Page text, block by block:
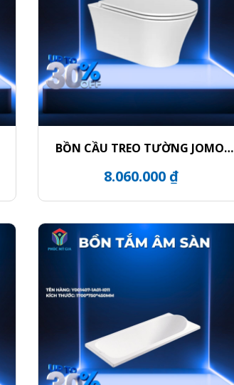
BỒN CẦU TREO TƯỜNG JOMOO
8.060.000 ₫